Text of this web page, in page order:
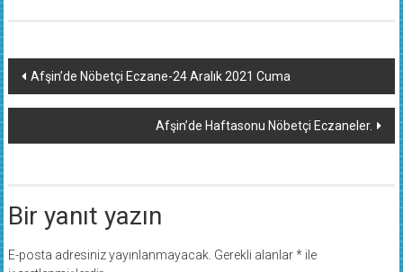
Yazı
dolaşımı
Afşin’de Nöbetçi Eczane-24 Aralık 2021 Cuma
Afşin’de Haftasonu Nöbetçi Eczaneler.
Bir yanıt yazın
E-posta adresiniz yayınlanmayacak. Gerekli alanlar*ile